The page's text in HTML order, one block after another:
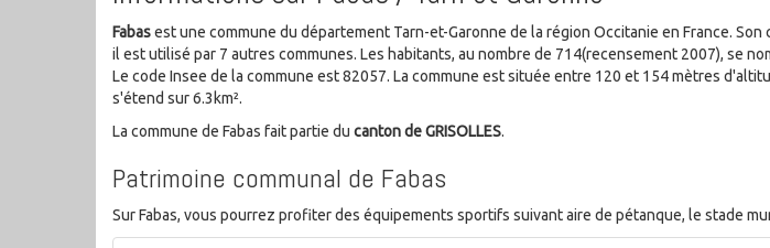
Fabasest une commune du département Tarn-et-Garonne de la région Occitanie en France.
il est utilisé par 7 autres communes. Les habitants, au nombre de 714(recensement 2007), se
Le code Insee de la commune est 82057. La commune est située entre 120 et 154 mètres
s'étend sur 6.3km².
La commune de Fabas fait partie du canton de GRISOLLES.
Patrimoine communal de Fabas
Sur Fabas, vous pourrez profiter des équipements sportifs suivant aire de pétanque, le stade